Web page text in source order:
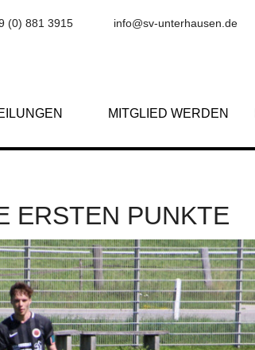
(0) 881 3915 info@sv-unterhausen.de
MITGLIED WERDEN
ERSTEN PUNKTE